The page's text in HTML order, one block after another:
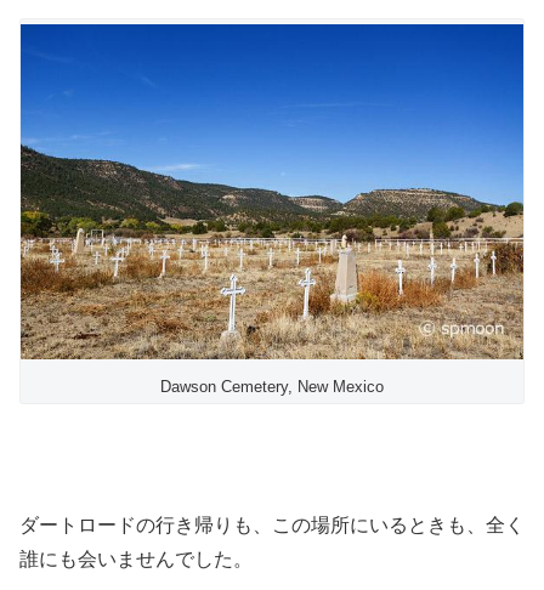
Dawson Cemetery, New Mexico
ダートロードの行き帰りも、この場所にいるときも、全く
誰にも会いませんでした。